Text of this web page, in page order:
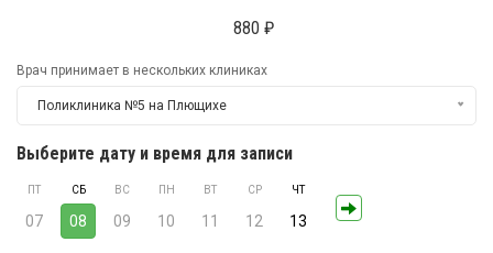
880 ₽
Врач принимает в нескольких клиниках
Поликлиника №5 на Плющихе
Выберите дату и время для записи
ПТ
07
СБ
08
ВС
09
ПН
10
ВТ
11
СР
12
ЧТ
13